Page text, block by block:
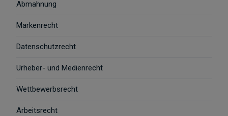
Abmahnung
Markenrecht
Datenschutzrecht
Urheber- und Medienrecht
Wettbewerbsrecht
Arbeitsrecht